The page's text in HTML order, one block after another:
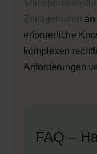
Zollagenturen
erforderliche
komplexen
Anforderungen
FAQ –